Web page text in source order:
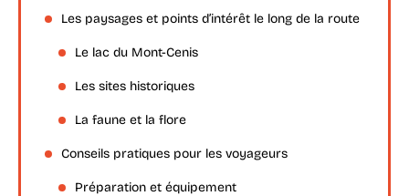
Les paysages et points d’intérêt le long de la route
Le lac du Mont-Cenis
Les sites historiques
La faune et la flore
Conseils pratiques pour les voyageurs
Préparation et équipement